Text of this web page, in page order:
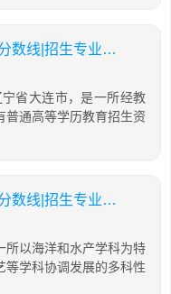
【大连艺术学院单招】2026录取分数线|招生专业录取计划查询
省大连市，是一所经教
普通高等学历教育招生资
【大连海洋大学单招】2026录取分数线|招生专业录取计划查询
所以海洋和水产学科为特
等学科协调发展的多科性